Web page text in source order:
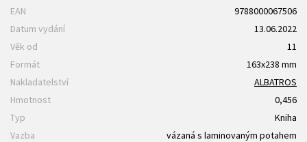
EAN
9788000067506
Datum vydání
13.06.2022
Věk od
11
Formát
163x238 mm
Nakladatelství
ALBATROS
Hmotnost
0,456
Typ
Kniha
Vazba
vázaná s laminovaným potahem